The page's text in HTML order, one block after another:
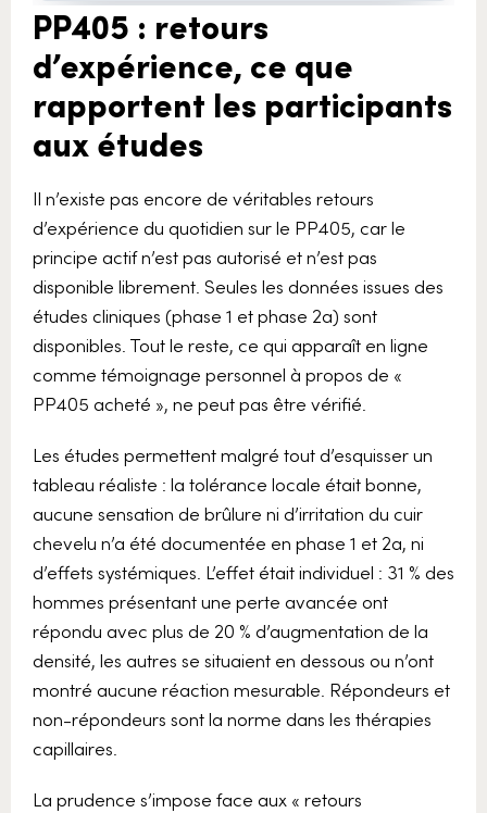
PP405 : retours
d’expérience, ce que
rapportent les participants
aux études
Il n’existe pas encore de véritables retours
d’expérience du quotidien sur le PP405, car le
principe actif n’est pas autorisé et n’est pas
disponible librement. Seules les données issues des
études cliniques (phase 1 et phase 2a) sont
disponibles. Tout le reste, ce qui apparaît en ligne
comme témoignage personnel à propos de «
PP405 acheté », ne peut pas être vérifié.
Les études permettent malgré tout d’esquisser un
tableau réaliste : la tolérance locale était bonne,
aucune sensation de brûlure ni d’irritation du cuir
chevelu n’a été documentée en phase 1 et 2a, ni
d’effets systémiques. L’effet était individuel : 31 % des
hommes présentant une perte avancée ont
répondu avec plus de 20 % d’augmentation de la
densité, les autres se situaient en dessous ou n’ont
montré aucune réaction mesurable. Répondeurs et
non-répondeurs sont la norme dans les thérapies
capillaires.
La prudence s’impose face aux « retours